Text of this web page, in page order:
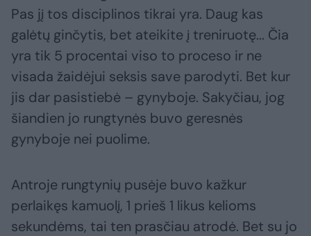
Pas jį tos disciplinos tikrai yra. Daug kas
galėtų ginčytis, bet ateikite į treniruotę... Čia
yra tik 5 procentai viso to proceso ir ne
visada žaidėjui seksis save parodyti. Bet kur
jis dar pasistiebė – gynyboje. Sakyčiau, jog
šiandien jo rungtynės buvo geresnės
gynyboje nei puolime.
Antroje rungtynių pusėje buvo kažkur
perlaikęs kamuolį, 1 prieš 1 likus kelioms
sekundėms, tai ten prasčiau atrodė. Bet su jo